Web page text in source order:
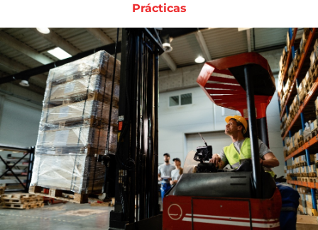
Blog
Contacto
Prácticas